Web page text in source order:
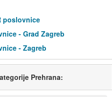
poslovnice
- Grad Zagreb
- Zagreb
Prehrana: